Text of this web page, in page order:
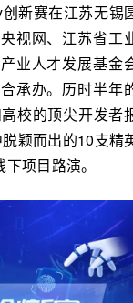
新赛在江苏无锡
视网、江苏省工
业人才发展基金
承办。历时半年
校的顶尖开发者
颖而出的10支精
项目路演。